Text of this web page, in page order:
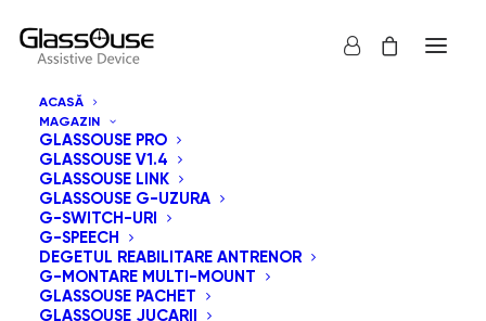
ACASĂ
MAGAZIN
GLASSOUSE PRO
GLASSOUSE V1.4
GLASSOUSE LINK
GLASSOUSE G-UZURA
G-SWITCH-URI
G-SPEECH
DEGETUL REABILITARE ANTRENOR
G-MONTARE MULTI-MOUNT
GLASSOUSE PACHET
GLASSOUSE JUCARII
Arată tot
Sortare implicită